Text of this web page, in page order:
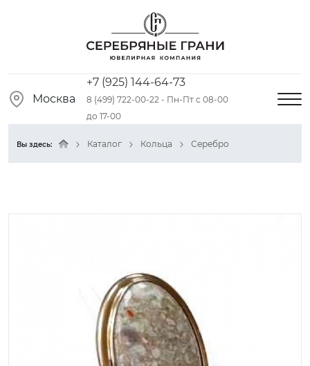
Москва
+7 (925) 144-64-73
8 (499) 722-00-22 - Пн-Пт с 08-00
до 17-00
Вы здесь: Каталог Кольца Серебро